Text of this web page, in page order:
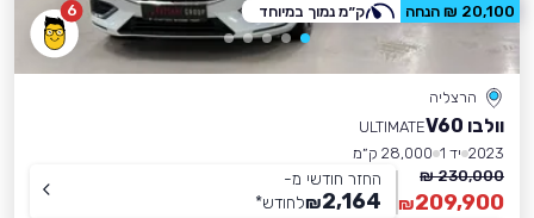
6
הרצליה
וולבו V60
ULTIMATE
2023 יד 1
28,000 ק״מ
230,000 ₪
209,900
₪
החזר חודשי מ-
2,164
₪לחודש*
20,100 ₪ הנחה ק״מ נמוך במיוחד